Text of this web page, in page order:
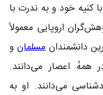
کنیه خود و به ندرت با
اروپایی معمولاً
دانشمندانمسلمانو
همهٔ اعصار می‌دانند.
می‌دانند. او به